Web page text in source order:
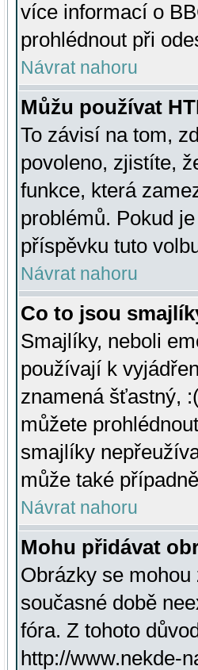
více informací o
prohlédnout při
Návrat nahoru
Můžu používat
To závisí na tom,
povoleno, zjistíte,
funkce, která
problémů. Pokud
příspěvku tuto
Návrat nahoru
Co to jsou
Smajlíky, neboli
používají k
znamená šťastný,
můžete
smajlíky
může také
Návrat nahoru
Mohu přidávat
Obrázky se
současné době
fóra. Z tohoto
http://www.nekde-